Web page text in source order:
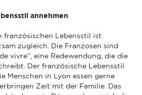
annehmen
französischen Lebensstil ist
zugleich. Die Franzosen sind
vivre“, eine Redewendung, die die
Der französische Lebensstil
Menschen in Lyon essen gerne
Zeit mit der Familie. Das